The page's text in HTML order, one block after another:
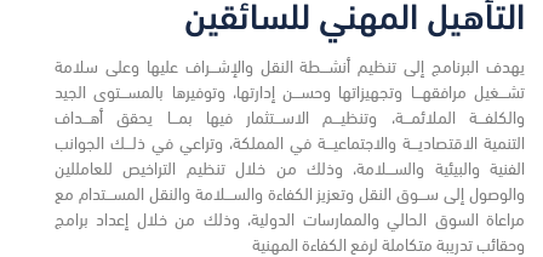
التأهيل المهني للسائقين
يهدف البرنامج إلى تنظيم أنشـــطة النقل والإشـــراف عليها وعلى سلامة
تشـــغيل مرافقهـــا وتجهيزاتها وحســـن إدارتها، وتوفيرها بالمســـتوى الجيد
والكلفـــة الملائمـــة، وتنظيـــم الاســـتثمار فيها بمـــا يحقق أهـــداف
التنمية الاقتصاديـــة والاجتماعيـــة في المملكة، وتراعي في ذلـــك الجوانب
الفنية والبيئية والســـلامة، وذلك من خلال تنظيم التراخيص للعامللين
والوصول إلى ســـوق النقل وتعزيز الكفاءة والســـلامة والنقل المســـتدام مع
مراعاة السوق الحالي والممارسات الدولية، وذلك من خلال إعداد برامج
وحقائب تدريبة متكاملة لرفع الكفاءة المهنية